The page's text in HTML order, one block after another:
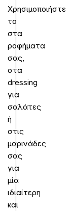
Χρησιμοποιήστε
το
στα
ροφήματα
σας,
στα
dressing
για
σαλάτες
ή
στις
μαρινάδες
σας
για
μία
ιδιαίτερη
και